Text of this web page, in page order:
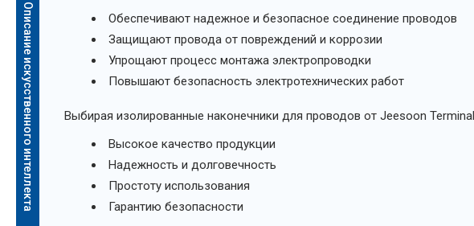
Описание искусственного интеллекта
Обеспечивают надежное и безопасное соединение проводов
Защищают провода от повреждений и коррозии
Упрощают процесс монтажа электропроводки
Повышают безопасность электротехнических работ
Выбирая изолированные наконечники для проводов от Jeesoon
Высокое качество продукции
Надежность и долговечность
Простоту использования
Гарантию безопасности